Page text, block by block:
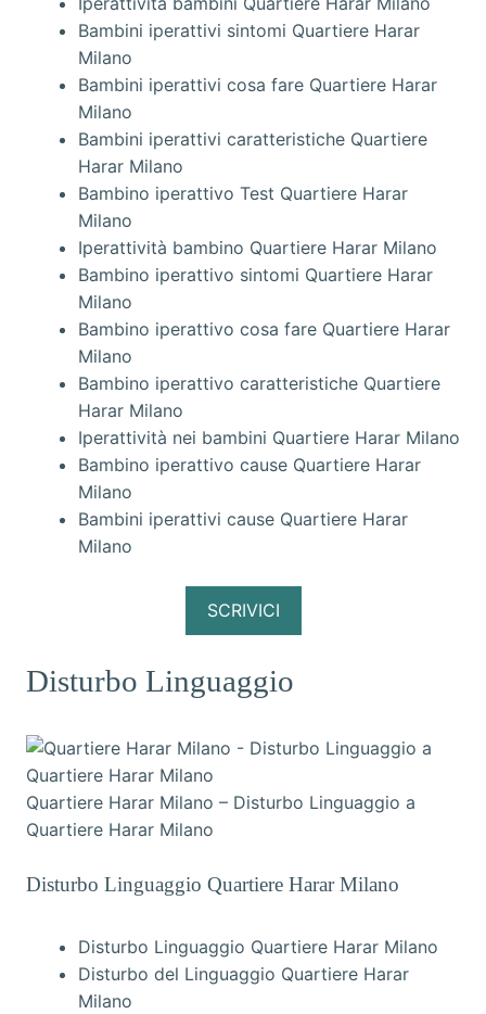
Bambini iperattivi sintomi Quartiere Harar
Milano
Bambini iperattivi cosa fare Quartiere Harar
Milano
Bambini iperattivi caratteristiche Quartiere
Harar Milano
Bambino iperattivo Test Quartiere Harar
Milano
Iperattività bambino Quartiere Harar Milano
Bambino iperattivo sintomi Quartiere Harar
Milano
Bambino iperattivo cosa fare Quartiere Harar
Milano
Bambino iperattivo caratteristiche Quartiere
Harar Milano
Iperattività nei bambini Quartiere Harar Milano
Bambino iperattivo cause Quartiere Harar
Milano
Bambini iperattivi cause Quartiere Harar
Milano
SCRIVICI
Disturbo Linguaggio
Quartiere Harar Milano – Disturbo Linguaggio a
Quartiere Harar Milano
Disturbo Linguaggio Quartiere Harar Milano
Disturbo Linguaggio Quartiere Harar Milano
Disturbo del Linguaggio Quartiere Harar
Milano